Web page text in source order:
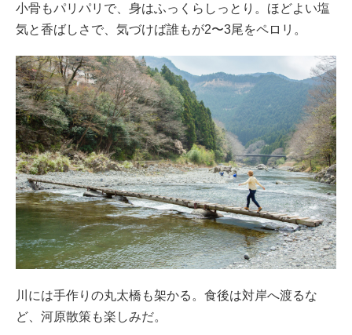
小骨もパリパリで、身はふっくらしっとり。ほどよい塩
気と香ばしさで、気づけば誰もが2〜3尾をペロリ。
川には手作りの丸太橋も架かる。食後は対岸へ渡るな
ど、河原散策も楽しみだ。